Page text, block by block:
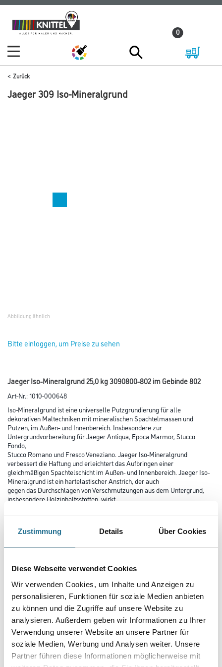
Zustimmung Details Über Cookies
Diese Webseite verwendet Cookies
Wir verwenden Cookies, um Inhalte und Anzeigen zu
personalisieren, Funktionen für soziale Medien anbieten
zu können und die Zugriffe auf unsere Website zu
analysieren. Außerdem geben wir Informationen zu Ihrer
Verwendung unserer Website an unsere Partner für
soziale Medien, Werbung und Analysen weiter. Unsere
Partner führen diese Informationen möglicherweise mit
Zum
Inhalt
Zum
Navigationsmenü
0
Zurück
Jaeger 309 Iso-Mineralgrund
Abbildung ähnlich
Bitte einloggen, um Preise zu sehen
Jaeger Iso-Mineralgrund 25,0 kg 3090800-802 im Gebinde 802
Art-Nr.:1010-000648
Iso-Mineralgrund ist eine universelle Putzgrundierung für alle
dekorativen Maltechniken mit mineralischen Spachtelmassen und
Putzen, im Außen- und Innenbereich. Insbesondere zur
Untergrundvorbereitung für Jaeger Antiqua, Epoca Marmor, Stucco
Fondo,
Stucco Romano und Fresco Veneziano. Jaeger Iso-Mineralgrund
verbessert die Haftung und erleichtert das Aufbringen einer
gleichmäßigen Spachtelschicht im Außen- und Innenbereich. Jaeger Iso-
Mineralgrund ist ein hartelastischer Anstrich, der auch
gegen das Durchschlagen von Verschmutzungen aus dem Untergrund,
insbesondere Holzinhaltsstoffen, wirkt.
Gebinde
Umrechnungsfaktoren